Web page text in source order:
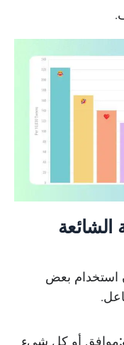
الشائعة
استخدام بعض
موافق أو كل شيء